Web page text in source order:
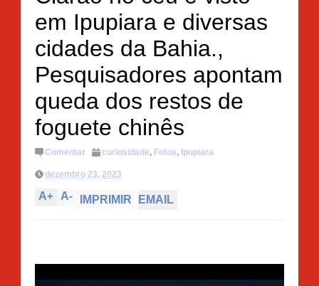
em Ipupiara e diversas
cidades da Bahia.,
Pesquisadores apontam
queda dos restos de
foguete chinês
Comentar curiosidade, Fotos, Ipupiara
dezembro 23, 2023
A+ A- IMPRIMIR EMAIL